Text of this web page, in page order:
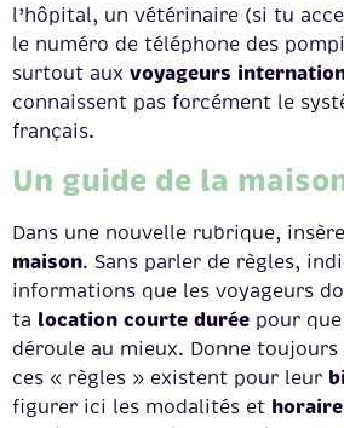
l’hôpital, un vétérinaire (si tu
le numéro de téléphone des
surtout aux voyageurs
connaissent pas forcément le
français.
Un guide de la
Dans une nouvelle rubrique,
maison. Sans parler de règles,
informations que les voyageurs
ta location courte durée pour
déroule au mieux. Donne toujours
ces « règles » existent pour leur
figurer ici les modalités et